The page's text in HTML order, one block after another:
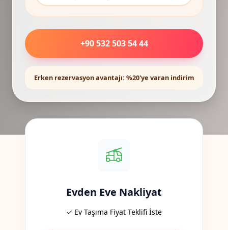
+90 532 503 54 44
Erken rezervasyon avantajı: %20'ye varan indirim
Evden Eve Nakliyat
✓ Ev Taşıma Fiyat Teklifi İste